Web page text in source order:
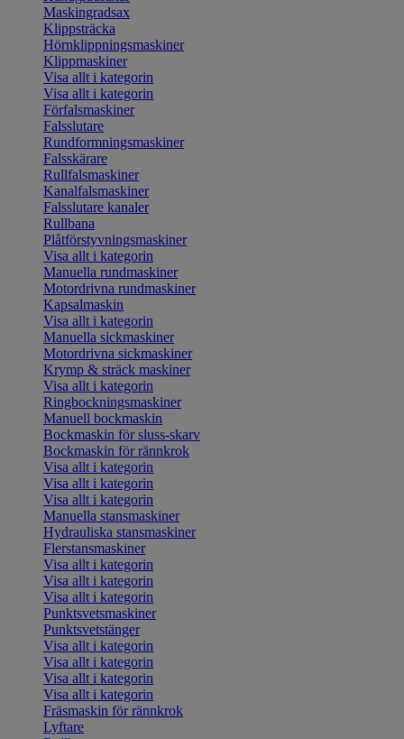
Maskingradsax
Klippsträcka
Hörnklippningsmaskiner
Klippmaskiner
Visa allt i kategorin
Visa allt i kategorin
Förfalsmaskiner
Falsslutare
Rundformningsmaskiner
Falsskärare
Rullfalsmaskiner
Kanalfalsmaskiner
Falsslutare kanaler
Rullbana
Plåtförstyvningsmaskiner
Visa allt i kategorin
Manuella rundmaskiner
Motordrivna rundmaskiner
Kapsalmaskin
Visa allt i kategorin
Manuella sickmaskiner
Motordrivna sickmaskiner
Krymp & sträck maskiner
Visa allt i kategorin
Ringbockningsmaskiner
Manuell bockmaskin
Bockmaskin för sluss-skarv
Bockmaskin för rännkrok
Visa allt i kategorin
Visa allt i kategorin
Visa allt i kategorin
Manuella stansmaskiner
Hydrauliska stansmaskiner
Flerstansmaskiner
Visa allt i kategorin
Visa allt i kategorin
Visa allt i kategorin
Punktsvetsmaskiner
Punktsvetstänger
Visa allt i kategorin
Visa allt i kategorin
Visa allt i kategorin
Visa allt i kategorin
Fräsmaskin för rännkrok
Lyftare